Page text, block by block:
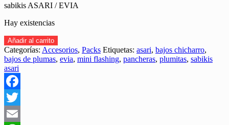
sabikis ASARI / EVIA
Hay existencias
PACK
4
SABIKIS
ASARI
EVIA
cantidad
Añadir al carrito
Categorías: Accesorios, Packs Etiquetas: asari, bajos chicharro,
bajos de plumas, evia, mini flashing, pancheras, plumitas, sabikis
asari
Facebook
Twitter